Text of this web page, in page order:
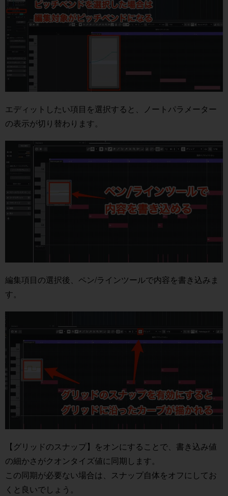
エディットしたい項目を選択すると、ノートパラメーター
の表示が切り替わります。
編集項目の選択後、ペン/ラインツールで内容を書き込みま
す。
【グリッドのスナップ】をオンにすることで、書き込み値
の細かさがクオンタイズ値に同期します。
この同期が必要ない場合は、スナップ自体をオフにしてお
くと良いでしょう。